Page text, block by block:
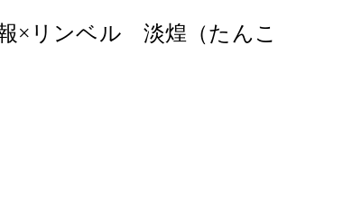
×リンベル 淡煌（たんこ